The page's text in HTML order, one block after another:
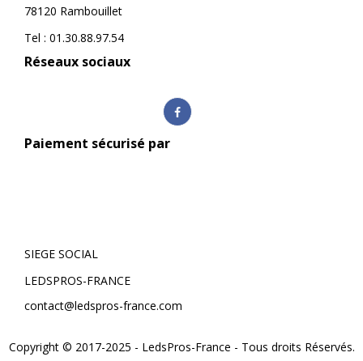
78120 Rambouillet
Tel : 01.30.88.97.54
Réseaux sociaux
Paiement sécurisé par
SIEGE SOCIAL
LEDSPROS-FRANCE
contact@ledspros-france.com
Copyright © 2017-2025 - LedsPros-France - Tous droits Réservés.